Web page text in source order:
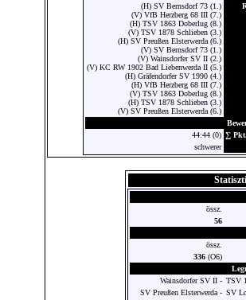
(H) SV Bernsdorf 73 (1.)
(V) VfB Herzberg 68 III (7.)
(H) TSV 1863 Doberlug (8.)
(V) TSV 1878 Schlieben (3.)
(H) SV Preußen Elsterwerda (6.)
(V) SV Bernsdorf 73 (1.)
(V) Wainsdorfer SV II (2.)
(V) KC RW 1902 Bad Liebenwerda II (5.)
(H) Gräfendorfer SV 1990 (4.)
(H) VfB Herzberg 68 III (7.)
(V) TSV 1863 Doberlug (8.)
(H) TSV 1878 Schlieben (3.)
(V) SV Preußen Elsterwerda (6.)
44:44 (0) ∑
schwerer
össz.
56
össz.
336 (O6)
Wainsdorfer SV II - TSV
SV Preußen Elsterwerda - SV